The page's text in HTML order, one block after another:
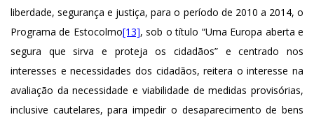
liberdade, segurança e justiça, para o período de 2010 a 2014, o
Programa de Estocolmo[13], sob o título “Uma Europa aberta e
segura que sirva e proteja os cidadãos” e centrado nos
interesses e necessidades dos cidadãos, reitera o interesse na
avaliação da necessidade e viabilidade de medidas provisórias,
inclusive cautelares, para impedir o desaparecimento de bens